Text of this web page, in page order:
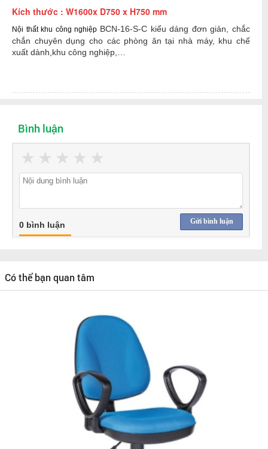
Kích thước : W1600x D750 x H750 mm
Nội thất khu công nghiệp BCN-16-S-C kiểu dáng đơn giản, chắc
chắn chuyên dụng cho các phòng ăn tại nhà máy, khu chế
xuất dành,khu công nghiệp,…
Bình luận
★
★
★
★
★
Gửi bình luận
0 bình luận
Có thể bạn quan tâm